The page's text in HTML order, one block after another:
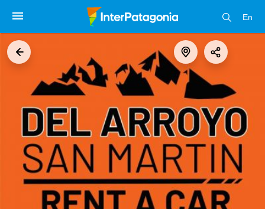
En